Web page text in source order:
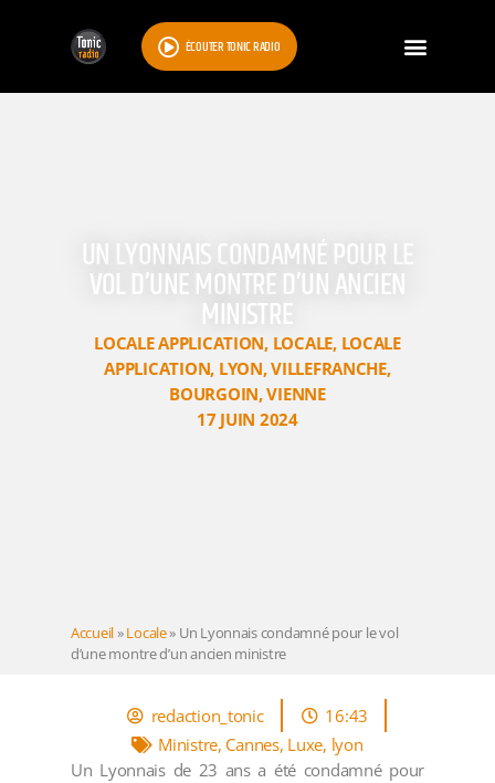
ÉCOUTER TONIC RADIO
UN LYONNAIS CONDAMNÉ POUR LE
VOL D’UNE MONTRE D’UN ANCIEN
MINISTRE
LOCALE APPLICATION, LOCALE, LOCALE
APPLICATION, LYON,VILLEFRANCHE,
BOURGOIN,VIENNE
17 JUIN 2024
Accueil»Locale» Un Lyonnais condamné pour le vol
d’une montre d’un ancien ministre
redaction_tonic
16:43
Ministre, Cannes, Luxe, lyon
Un Lyonnais de 23 ans a été condamné pour